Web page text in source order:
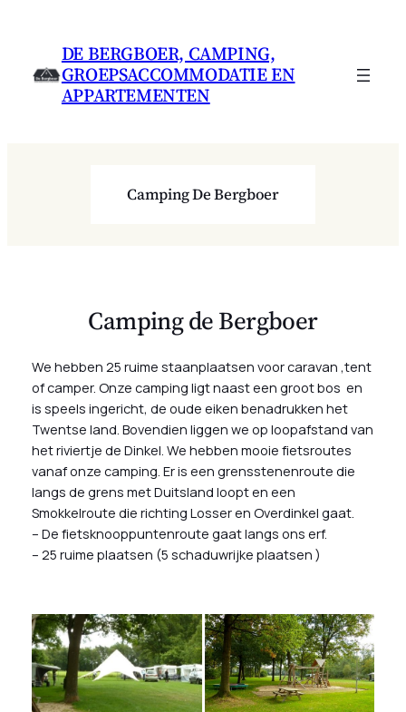
inhoud
DE BERGBOER, CAMPING,
GROEPSACCOMMODATIE EN
APPARTEMENTEN
Camping De Bergboer
Camping de Bergboer
We hebben 25 ruime staanplaatsen voor caravan ,tent
of camper. Onze camping ligt naast een groot bos en
is speels ingericht, de oude eiken benadrukken het
Twentse land. Bovendien liggen we op loopafstand van
het riviertje de Dinkel. We hebben mooie fietsroutes
vanaf onze camping. Er is een grensstenenroute die
langs de grens met Duitsland loopt en een
Smokkelroute die richting Losser en Overdinkel gaat.
– De fietsknooppuntenroute gaat langs ons erf.
– 25 ruime plaatsen (5 schaduwrijke plaatsen )